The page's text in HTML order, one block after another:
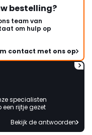
bestelling?
team van
om hulp op
contact met ons op
specialisten
rijtje gezet
Bekijk de antwoorden